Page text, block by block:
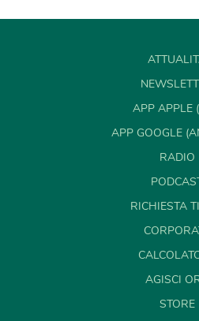
APP APPLE
APP GOOGLE
RADIO
RICHIESTA
AGISCI
STORE